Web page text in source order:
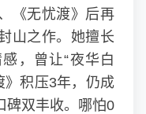
《无忧渡》后再
山之作。她擅长
，曾让“夜华白
》积压3年，仍成
碑双丰收。哪怕0